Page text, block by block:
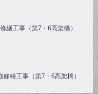
繕工事（第7・6高架橋）
繕工事（第7・6高架橋）